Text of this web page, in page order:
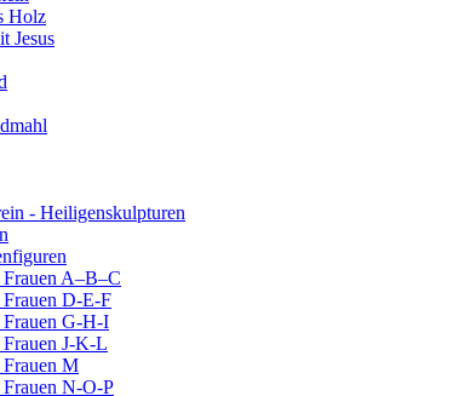
Holz
Jesus
- Heiligenskulpturen
A–B–C
D-E-F
G-H-I
J-K-L
M
N-O-P